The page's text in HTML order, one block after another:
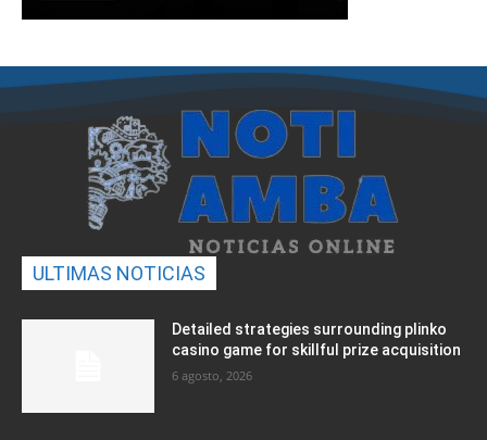
ULTIMAS NOTICIAS
Detailed strategies surrounding plinko
casino game for skillful prize acquisition
6 agosto, 2026